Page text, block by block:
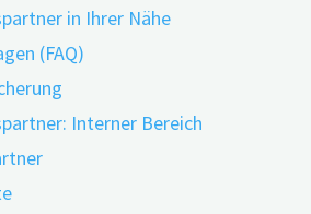
in Ihrer Nähe
(FAQ)
Interner Bereich
war digiDEM Bayern
E-Health-Kongress
Juni 2022 in Augsburg
gefreut hat sich das digiDEM